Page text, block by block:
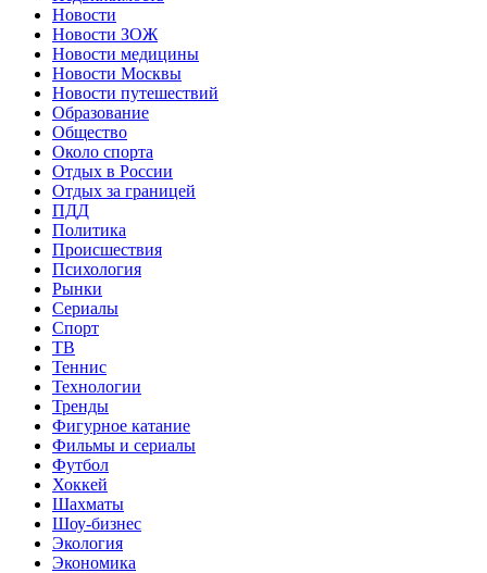
Новости
Новости ЗОЖ
Новости медицины
Новости Москвы
Новости путешествий
Образование
Общество
Около спорта
Отдых в России
Отдых за границей
ПДД
Политика
Происшествия
Психология
Рынки
Сериалы
Спорт
ТВ
Теннис
Технологии
Тренды
Фигурное катание
Фильмы и сериалы
Футбол
Хоккей
Шахматы
Шоу-бизнес
Экология
Экономика